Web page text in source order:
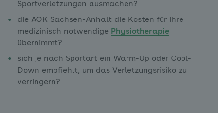
Sportverletzungen ausmachen?
die AOK Sachsen-Anhalt die Kosten für Ihre
medizinisch notwendige Physiotherapie
übernimmt?
sich je nach Sportart ein Warm-Up oder Cool-
Down empfiehlt, um das Verletzungsrisiko zu
verringern?